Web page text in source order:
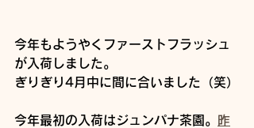
今年もようやくファーストフラッシュ
が入荷しました。
ぎりぎり4月中に間に合いました（笑）
今年最初の入荷はジュンパナ茶園。
昨